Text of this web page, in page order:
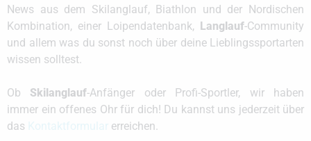
News aus dem Skilanglauf, Biathlon und der Nordischen
Kombination, einer Loipendatenbank, Langlauf-Community
und allem was du sonst noch über deine Lieblingssportarten
wissen solltest.
Ob Skilanglauf-Anfänger oder Profi-Sportler, wir haben
immer ein offenes Ohr für dich! Du kannst uns jederzeit über
das
erreichen.